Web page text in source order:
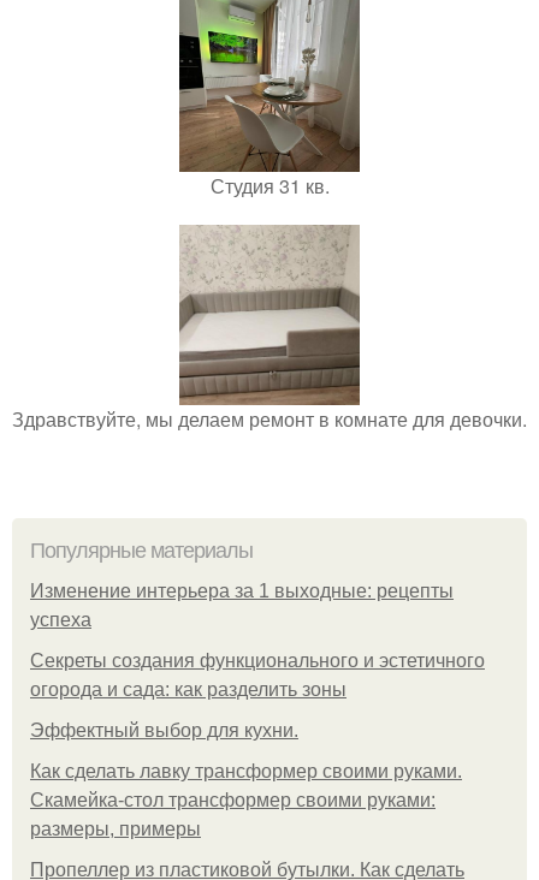
Студия 31 кв.
Здравствуйте, мы делаем ремонт в комнате для девочки.
Популярные материалы
Изменение интерьера за 1 выходные: рецепты
успеха
Секреты создания функционального и эстетичного
огорода и сада: как разделить зоны
Эффектный выбор для кухни.
Как сделать лавку трансформер своими руками.
Скамейка-стол трансформер своими руками:
размеры, примеры
Пропеллер из пластиковой бутылки. Как сделать